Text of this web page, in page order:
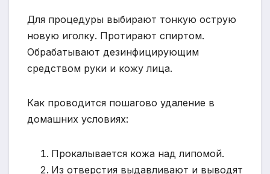
Для процедуры выбирают тонкую острую
новую иголку. Протирают спиртом.
Обрабатывают дезинфицирующим
средством руки и кожу лица.
Как проводится пошагово удаление в
домашних условиях:
Прокалывается кожа над липомой.
Из отверстия выдавливают и выводят